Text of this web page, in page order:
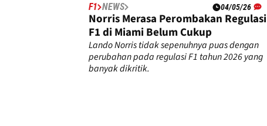
F1 NEWS 04/05/26
Norris Merasa Perombakan Regulasi
F1 di Miami Belum Cukup
Lando Norris tidak sepenuhnya puas dengan
perubahan pada regulasi F1 tahun 2026 yang
banyak dikritik.